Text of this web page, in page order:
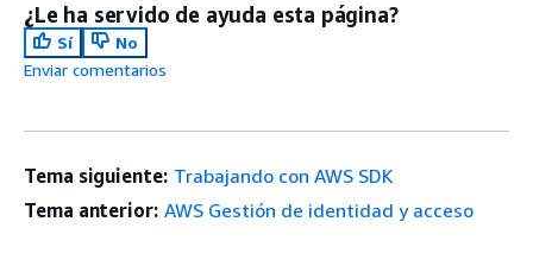
¿Le ha servido de ayuda esta página?
Sí
No
Enviar comentarios
Tema siguiente: Trabajando con AWS SDK
Tema anterior: AWS Gestión de identidad y acceso